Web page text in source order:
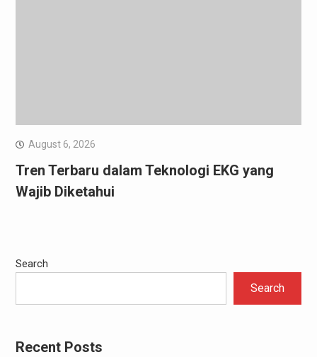
August 6, 2026
Tren Terbaru dalam Teknologi EKG yang
Wajib Diketahui
Search
Search
Recent Posts